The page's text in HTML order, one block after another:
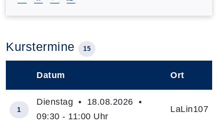
Kurstermine 15
Datum Ort
1
Dienstag • 18.08.2026 •
09:30 - 11:00 Uhr
LaLin107